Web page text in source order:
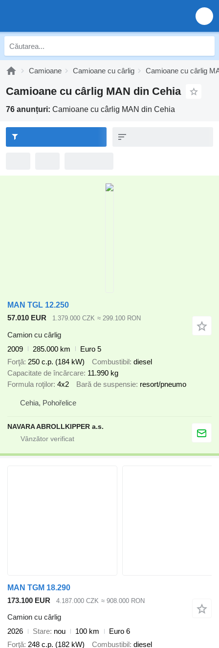
Camioane Camioane cu cârlig Camioane cu cârlig
Camioane cu cârlig MAN din Cehia
76 anunțuri: Camioane cu cârlig MAN din Cehia
MAN TGL 12.250
57.010 EUR
1.379.000 CZK ≈ 299.100 RON
Camion cu cârlig
2009
285.000 km
Euro 5
Forţă 250 c.p. (184 kW) Combustibil diesel
Capacitate de încărcare 11.990 kg
Formula roţilor 4x2 Bară de suspensie resort/pneumo
Cehia, Pohořelice
NAVARA ABROLLKIPPER a.s.
MAN TGM 18.290
173.100 EUR
4.187.000 CZK ≈ 908.000 RON
Camion cu cârlig
2026
Stare nou 100 km
Euro 6
Forţă 248 c.p. (182 kW) Combustibil diesel